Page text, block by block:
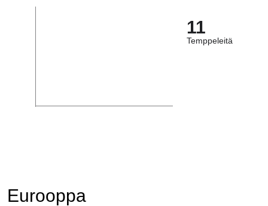
11
Temppeleitä
Eurooppa